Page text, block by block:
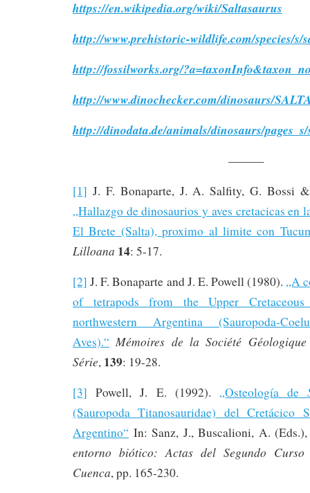
https://en.wikipedia.org/wiki/Saltasaurus
http://www.prehistoric-wildlife.com/species/s/
http://fossilworks.org/
http://www.dinochecker.com/dinosaurs/
http://dinodata.de/animals/dinosaurs/
———
[1] J. F. Bonaparte, J. A. Salfity, G. Bossi
„Hallazgo de dinosaurios y aves cretacicas en
El Brete (Salta), proximo al limite con
Lilloana 14: 5-17.
[2] J. F. Bonaparte and J. E. Powell (1980). „A
of tetrapods from the Upper
northwestern Argentina (Sauropoda-
Aves).“ Mémoires de la Société
Série, 139: 19-28.
[3] Powell, J. E. (1992). „Osteología de
(Sauropoda Titanosauridae) del Cretácico
Argentino“ In: Sanz, J., Buscalioni, A.
entorno biótico: Actas del Segundo
Cuenca, pp. 165-230.